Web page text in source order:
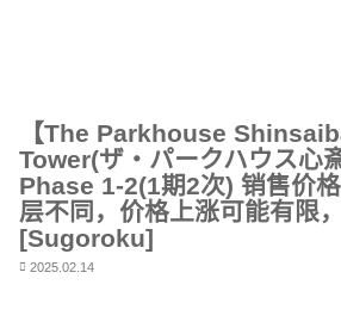
【The Parkhouse
Tower(ザ・パークハウス心
Phase 1-2(1期2次) 销售价
层不同，价格上涨可能有限
[Sugoroku]
2025.02.14